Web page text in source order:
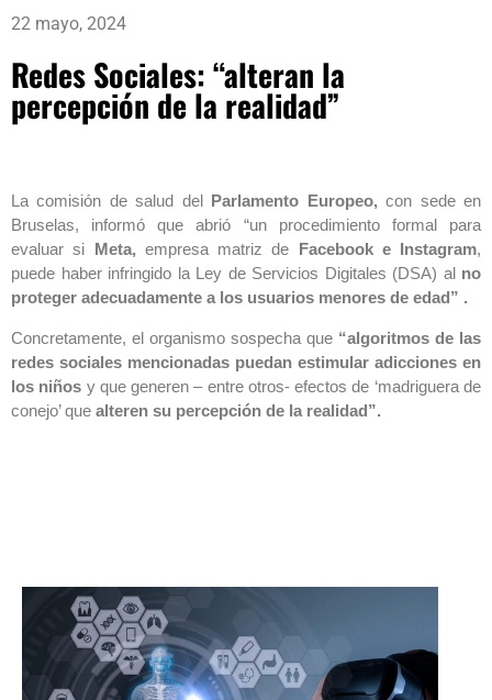
22 mayo, 2024
Redes Sociales: “alteran la
percepción de la realidad”
La comisión de salud del Parlamento Europeo, con sede en
Bruselas, informó que abrió “un procedimiento formal para
evaluar si Meta, empresa matriz de Facebook e Instagram,
puede haber infringido la Ley de Servicios Digitales (DSA) al no
proteger adecuadamente a los usuarios menores de edad” .
Concretamente, el organismo sospecha que “algoritmos de las
redes sociales mencionadas puedan estimular adicciones en
los niños y que generen – entre otros- efectos de ‘madriguera de
conejo’ que alteren su percepción de la realidad”.